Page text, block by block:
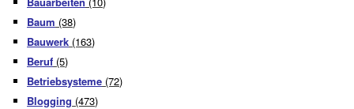
Baum (38)
Bauwerk (163)
Beruf (5)
Betriebsysteme (72)
Blogging (473)